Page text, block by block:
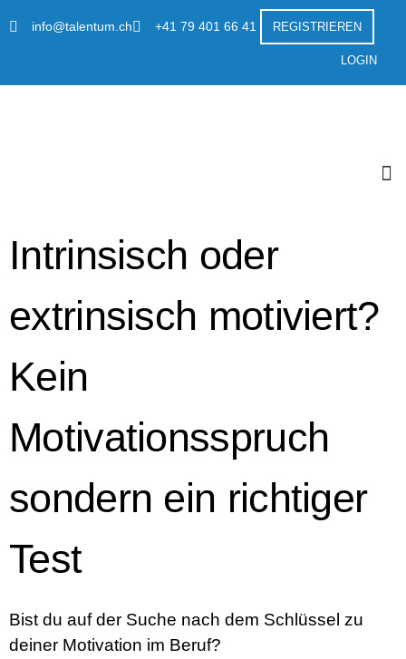
info@talentum.ch +41 79 401 66 41 REGISTRIEREN
LOGIN
Intrinsisch oder
extrinsisch motiviert?
Kein
Motivationsspruch
sondern ein richtiger
Test
Bist du auf der Suche nach dem Schlüssel zu
deiner Motivation im Beruf?